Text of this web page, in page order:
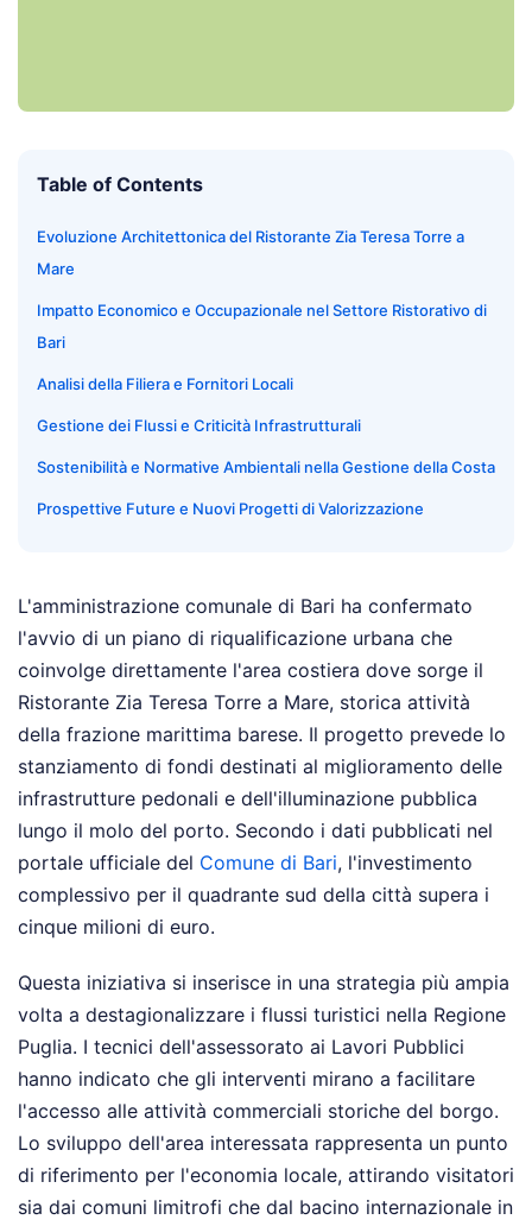
Table of Contents
Evoluzione Architettonica del Ristorante Zia Teresa Torre a
Mare
Impatto Economico e Occupazionale nel Settore Ristorativo di
Bari
Analisi della Filiera e Fornitori Locali
Gestione dei Flussi e Criticità Infrastrutturali
Sostenibilità e Normative Ambientali nella Gestione della Costa
Prospettive Future e Nuovi Progetti di Valorizzazione
L'amministrazione comunale di Bari ha confermato
l'avvio di un piano di riqualificazione urbana che
coinvolge direttamente l'area costiera dove sorge il
Ristorante Zia Teresa Torre a Mare, storica attività
della frazione marittima barese. Il progetto prevede lo
stanziamento di fondi destinati al miglioramento delle
infrastrutture pedonali e dell'illuminazione pubblica
lungo il molo del porto. Secondo i dati pubblicati nel
portale ufficiale del Comune di Bari, l'investimento
complessivo per il quadrante sud della città supera i
cinque milioni di euro.
Questa iniziativa si inserisce in una strategia più ampia
volta a destagionalizzare i flussi turistici nella Regione
Puglia. I tecnici dell'assessorato ai Lavori Pubblici
hanno indicato che gli interventi mirano a facilitare
l'accesso alle attività commerciali storiche del borgo.
Lo sviluppo dell'area interessata rappresenta un punto
di riferimento per l'economia locale, attirando visitatori
sia dai comuni limitrofi che dal bacino internazionale in